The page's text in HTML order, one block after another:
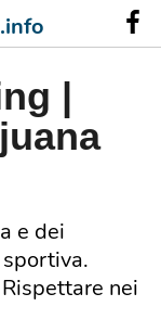
|
e dei
nei
.info